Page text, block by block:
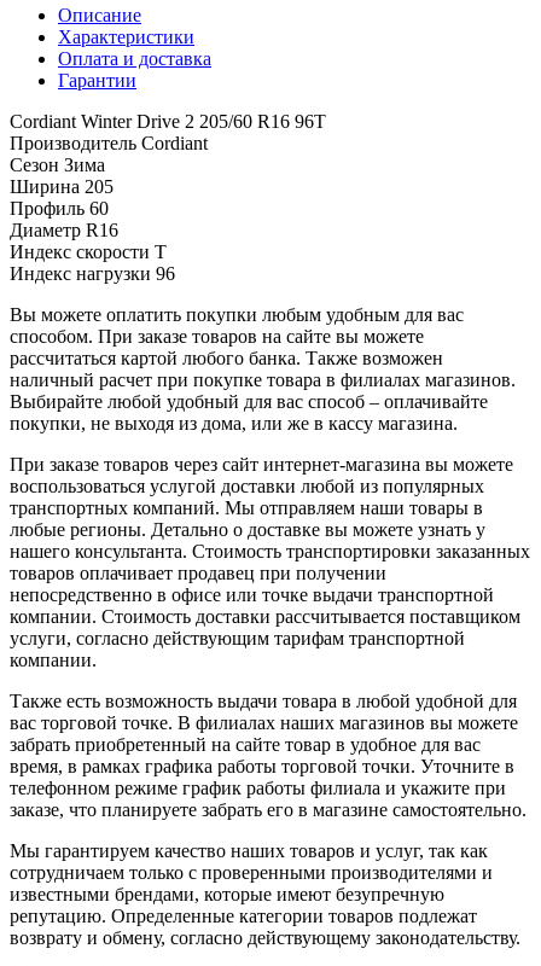
Описание
Характеристики
Оплата и доставка
Гарантии
Cordiant Winter Drive 2 205/60 R16 96T
Производитель Cordiant
Сезон Зима
Ширина 205
Профиль 60
Диаметр R16
Индекс скорости T
Индекс нагрузки 96
Вы можете оплатить покупки любым удобным для вас
способом. При заказе товаров на сайте вы можете
рассчитаться картой любого банка. Также возможен
наличный расчет при покупке товара в филиалах магазинов.
Выбирайте любой удобный для вас способ – оплачивайте
покупки, не выходя из дома, или же в кассу магазина.
При заказе товаров через сайт интернет-магазина вы можете
воспользоваться услугой доставки любой из популярных
транспортных компаний. Мы отправляем наши товары в
любые регионы. Детально о доставке вы можете узнать у
нашего консультанта. Стоимость транспортировки заказанных
товаров оплачивает продавец при получении
непосредственно в офисе или точке выдачи транспортной
компании. Стоимость доставки рассчитывается поставщиком
услуги, согласно действующим тарифам транспортной
компании.
Также есть возможность выдачи товара в любой удобной для
вас торговой точке. В филиалах наших магазинов вы можете
забрать приобретенный на сайте товар в удобное для вас
время, в рамках графика работы торговой точки. Уточните в
телефонном режиме график работы филиала и укажите при
заказе, что планируете забрать его в магазине самостоятельно.
Мы гарантируем качество наших товаров и услуг, так как
сотрудничаем только с проверенными производителями и
известными брендами, которые имеют безупречную
репутацию. Определенные категории товаров подлежат
возврату и обмену, согласно действующему законодательству.